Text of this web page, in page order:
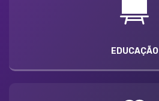
EDUCAÇÃO